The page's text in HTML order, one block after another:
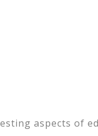
aspects of